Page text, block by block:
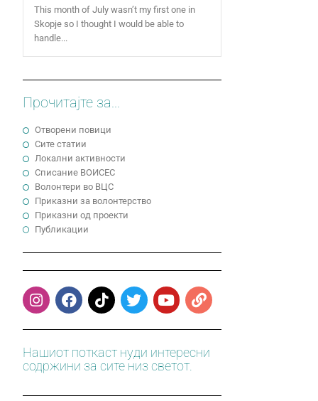
This month of July wasn’t my first one in
Skopje so I thought I would be able to
handle...
Прочитајте за...
Отворени повици
Сите статии
Локални активности
Cписание ВОИСЕС
Волонтери во ВЦС
Приказни за волонтерство
Приказни од проекти
Публикации
Нашиот поткаст нуди интересни
содржини за сите низ светот.